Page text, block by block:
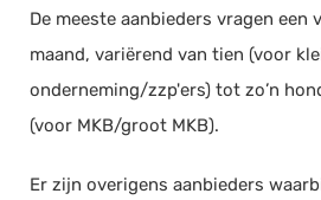
De meeste aanbieders vragen een
maand, variërend van tien (voor
onderneming/zzp'ers) tot zo’n
(voor MKB/groot MKB).
Er zijn overigens aanbieders